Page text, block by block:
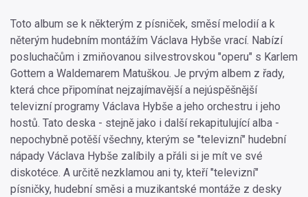
Toto album se k některým z písniček, směsí melodií a k
něterým hudebním montážím Václava Hybše vrací. Nabízí
posluchačům i zmiňovanou silvestrovskou "operu" s Karlem
Gottem a Waldemarem Matuškou. Je prvým albem z řady,
která chce připomínat nejzajímavější a nejúspěšnější
televizní programy Václava Hybše a jeho orchestru i jeho
hostů. Tato deska - stejně jako i další rekapitulující alba -
nepochybně potěší všechny, kterým se "televizní" hudební
nápady Václava Hybše zalíbily a přáli si je mít ve své
diskotéce. A určitě nezklamou ani ty, kteří "televizní"
písničky, hudební směsi a muzikantské montáže z desky